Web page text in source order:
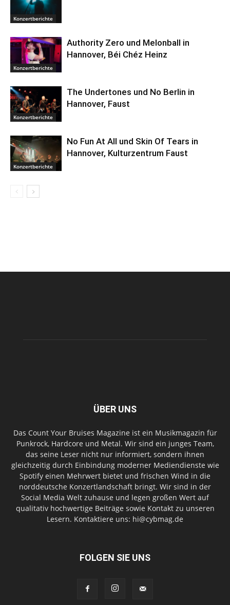
Konzertberichte
Konzertberichte
Authority Zero und Melonball in
Hannover, Béi Chéz Heinz
Konzertberichte
The Undertones und No Berlin in
Hannover, Faust
Konzertberichte
No Fun At All und Skin Of Tears in
Hannover, Kulturzentrum Faust
ÜBER UNS
Das Count Your Bruises Magazine ist ein Musikmagazin für
Punkrock, Hardcore und Metal. Wir sind ein junges Team,
das seine Leser nicht nur informiert, sondern ihnen
gleichzeitig durch Einbindung moderner Mediendienste wie
Spotify einen Mehrwert bietet und frischen Wind in die
norddeutsche Konzertlandschaft bringt. Wir sind in der
Social Media Welt zuhause und legen großen Wert auf
qualitativ hochwertige Beiträge sowie Kontakt zu unseren
Lesern. Kontaktiere uns: hi@cybmag.de
FOLGEN SIE UNS